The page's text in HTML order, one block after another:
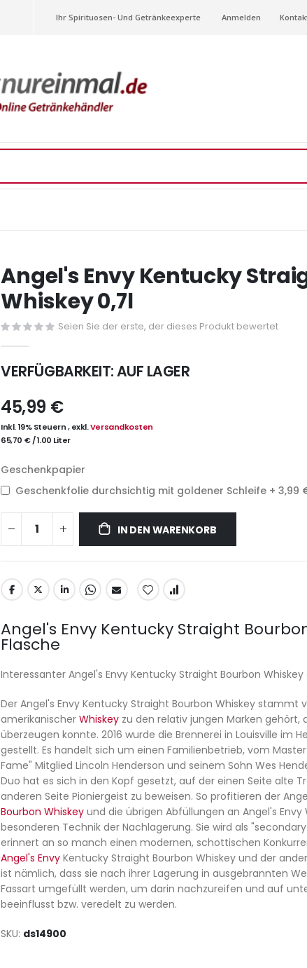
Ihr Spirituosen- Und Getränkeexperte Anmelden
Angel's Envy Kentucky
Whiskey 0,7l
Seien Sie der erste, der dieses Produkt bewertet
VERFÜGBARKEIT:AUF LAGER
45,99 €
Inkl. 19% Steuern,exkl.Versandkosten
65,70 €/1.00 Liter
Geschenkpapier
Geschenkfolie durchsichtig mit goldener Schleife + 3,99
IN DEN WARENKORB
Angel's Envy Kentucky Straight
Flasche
Interessanter Angel's Envy Kentucky Straight Bourbon Whiskey
Der Angel's Envy Kentucky Straight Bourbon Whiskey stammt
amerikanischerWhiskey zu den relativ jungen Marken gehört,
überzeugen konnte. 2016 wurde die Brennerei in Louisville im
gestellt. Es handelt sich um einen Familienbetrieb, vom
Fame" Mitglied Lincoln Henderson und seinem Sohn Wes
Duo hat es sich in den Kopf gesetzt, auf der einen Seite alte
anderen Seite Pioniergeist zu beweisen. So profitieren der
Bourbon Whiskey und die übrigen Abfüllungen an Angel's Envy
besonderen Technik der Nachlagerung. Sie wird als
erinnert an so manch einen modernen, schottischen
Angel's Envy Kentucky Straight Bourbon Whiskey und der
ist nämlich, dass sie nach ihrer Lagerung in ausgebrannten
Fassart umgefüllt werden, um darin nachzureifen und auf
beeinflusst bzw. veredelt zu werden.
SKU ds14900